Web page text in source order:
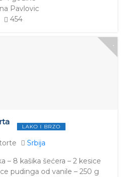
Pavlovic
454
LAKO I BRZO
Srbija
– 8 kašika šećera – 2 kesice
pudinga od vanile – 250 g